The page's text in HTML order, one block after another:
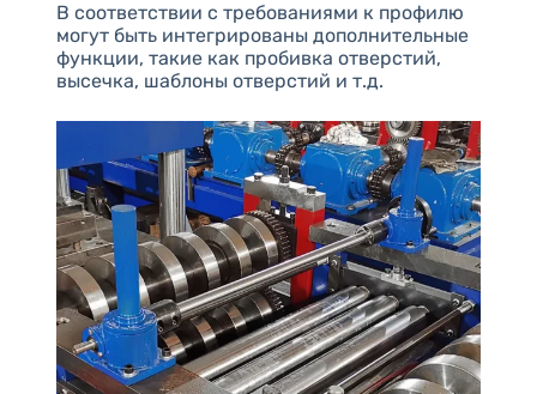
В соответствии с требованиями к профилю
могут быть интегрированы дополнительные
функции, такие как пробивка отверстий,
высечка, шаблоны отверстий и т.д.